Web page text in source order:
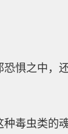
惧之中，
毒虫类的